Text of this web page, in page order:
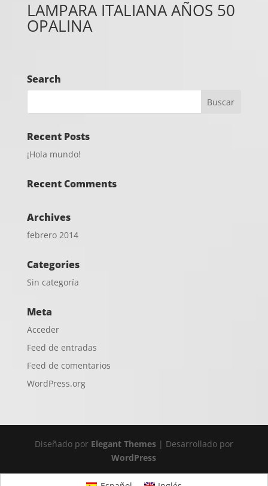
LAMPARA ITALIANA AÑOS 50
OPALINA
Search
Recent Posts
¡Hola mundo!
Recent Comments
Archives
febrero 2014
Categories
Sin categoría
Meta
Acceder
Feed de entradas
Feed de comentarios
WordPress.org
Diseñado por Elegant Themes| Desarrollado por
WordPress